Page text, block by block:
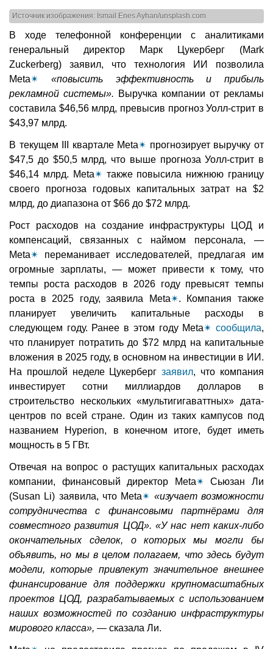
Источник изображения: İsmail Enes Ayhan/unsplash.com
В ходе телефонной конференции с аналитиками
генеральный директор Марк Цукерберг (Mark
Zuckerberg) заявил, что технология ИИ позволила
Meta✴
«повысить эффективность и прибыль
рекламной системы». Выручка компании от рекламы
составила $46,56 млрд, превысив прогноз Уолл-стрит в
$43,97 млрд.
В текущем III квартале Meta✴ прогнозирует выручку от
$47,5 до $50,5 млрд, что выше прогноза Уолл-стрит в
$46,14 млрд. Meta✴ также повысила нижнюю границу
своего прогноза годовых капитальных затрат на $2
млрд, до диапазона от $66 до $72 млрд.
Рост расходов на создание инфраструктуры ЦОД и
компенсаций, связанных с наймом персонала, —
Meta✴ переманивает исследователей, предлагая им
огромные зарплаты, — может привести к тому, что
темпы роста расходов в 2026 году превысят темпы
роста в 2025 году, заявила Meta✴. Компания также
планирует увеличить капитальные расходы в
следующем году. Ранее в этом году Meta✴ сообщила,
что планирует потратить до $72 млрд на капитальные
вложения в 2025 году, в основном на инвестиции в ИИ.
На прошлой неделе Цукербергзаявил, что компания
инвестирует сотни миллиардов долларов в
строительство нескольких «мультигигаваттных» дата-
центров по всей стране. Один из таких кампусов под
названием Hyperion, в конечном итоге, будет иметь
мощность в 5 ГВт.
Отвечая на вопрос о растущих капитальных расходах
компании, финансовый директор Meta✴ Сьюзан Ли
(Susan Li) заявила, что Meta✴ «изучает возможности
сотрудничества с финансовыми партнёрами для
совместного развития ЦОД». «У нас нет каких-либо
окончательных сделок, о которых мы могли бы
объявить, но мы в целом полагаем, что здесь будут
модели, которые привлекут значительное внешнее
финансирование для поддержки крупномасштабных
проектов ЦОД, разрабатываемых с использованием
наших возможностей по созданию инфраструктуры
мирового класса», — сказала Ли.